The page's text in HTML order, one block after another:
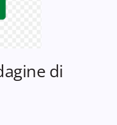
di